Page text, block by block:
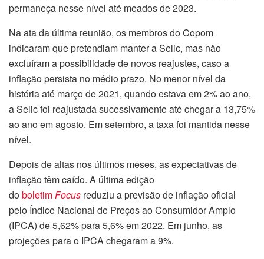
permaneça nesse nível até meados de 2023.
Na ata da última reunião, os membros do Copom
indicaram que pretendiam manter a Selic, mas não
excluíram a possibilidade de novos reajustes, caso a
inflação persista no médio prazo. No menor nível da
história até março de 2021, quando estava em 2% ao ano,
a Selic foi reajustada sucessivamente até chegar a 13,75%
ao ano em agosto. Em setembro, a taxa foi mantida nesse
nível.
Depois de altas nos últimos meses, as expectativas de
inflação têm caído. A última edição
doboletimFocus reduziu a previsão de inflação oficial
pelo Índice Nacional de Preços ao Consumidor Amplo
(IPCA) de 5,62% para 5,6% em 2022. Em junho, as
projeções para o IPCA chegaram a 9%.